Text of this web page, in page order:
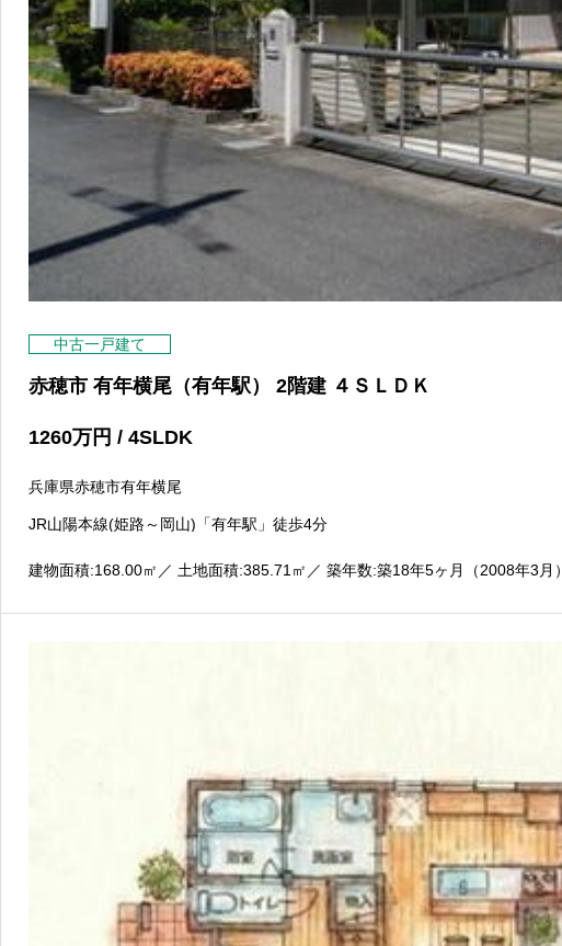
中古一戸建て
赤穂市 有年横尾（有年駅） 2階建 ４ＳＬＤＫ
1260万円 / 4SLDK
兵庫県赤穂市有年横尾
JR山陽本線(姫路～岡山)「有年駅」徒歩4分
建物面積:168.00㎡ ／ 土地面積:385.71 ㎡ ／ 築年数:築18年5ヶ月（2008年3月）